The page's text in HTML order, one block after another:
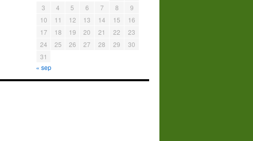
« sep
3
4 5 6 7 8
9
10
11 12 13 14 15
16
17
18 19 20 21 22
23
24
25 26 27 28 29
30
31